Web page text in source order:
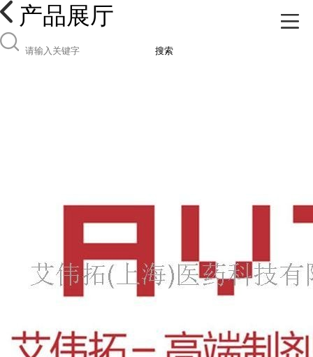
产品展厅
搜索